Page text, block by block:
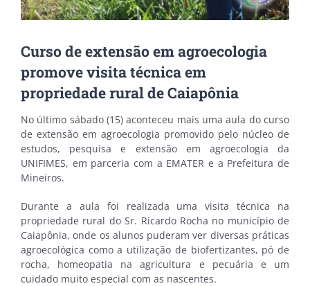
Curso de extensão em agroecologia
promove visita técnica em
propriedade rural de Caiapônia
No último sábado (15) aconteceu mais uma aula do curso
de extensão em agroecologia promovido pelo núcleo de
estudos, pesquisa e extensão em agroecologia da
UNIFIMES, em parceria com a EMATER e a Prefeitura de
Mineiros.
Durante a aula foi realizada uma visita técnica na
propriedade rural do Sr. Ricardo Rocha no município de
Caiapônia, onde os alunos puderam ver diversas práticas
agroecológica como a utilização de biofertizantes, pó de
rocha, homeopatia na agricultura e pecuária e um
cuidado muito especial com as nascentes.